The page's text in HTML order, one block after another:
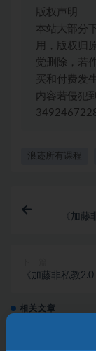
版权声明
本站大部分
用，版权归
觉删除，若
买和付费发
内容若侵犯
浪迹所有课程
《加
《加藤非私教
相关文章